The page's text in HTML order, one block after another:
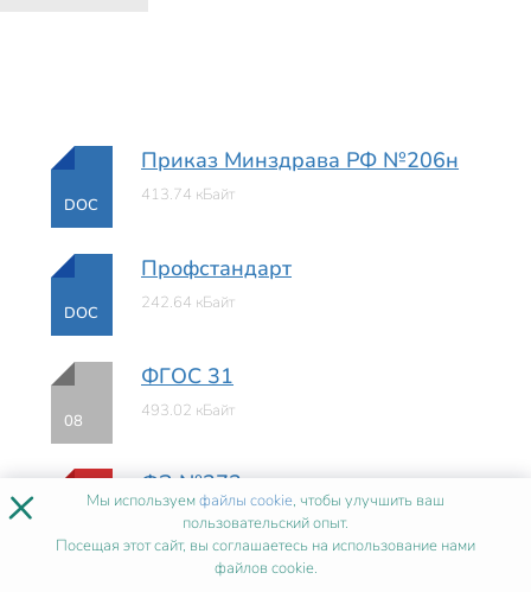
DOC
Приказ Минздрава РФ №206н
413.74 кБайт
DOC
Профстандарт
242.64 кБайт
08
ФГОС 31
493.02 кБайт
ФЗ №273
2.10 мБайт
× Мы используемфайлы cookie, чтобы улучшить ваш
пользовательский опыт.
Посещая этот сайт, вы соглашаетесь на использование нами
файлов cookie.